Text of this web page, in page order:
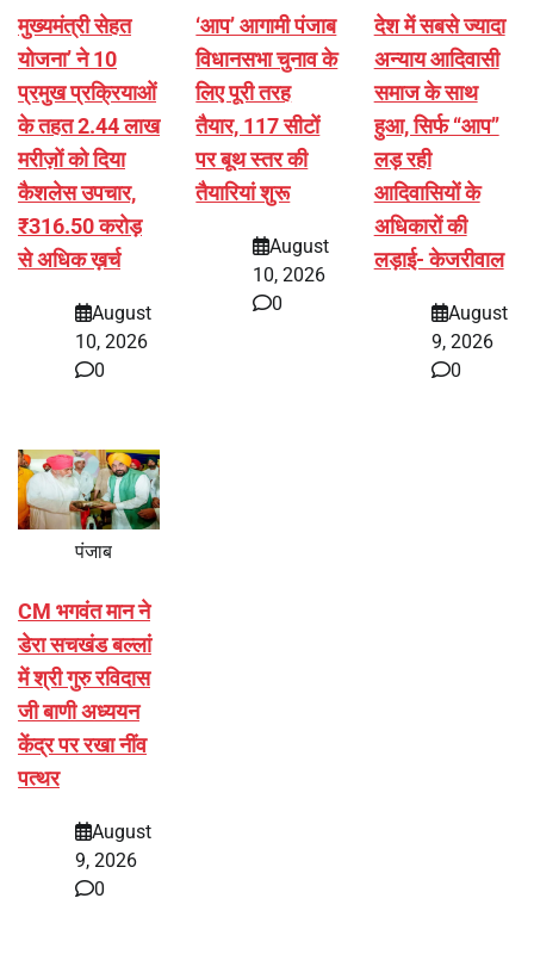
मुख्यमंत्री सेहत
योजना’ ने 10
प्रमुख प्रक्रियाओं
के तहत 2.44 लाख
मरीज़ों को दिया
कैशलेस उपचार,
₹316.50 करोड़
से अधिक ख़र्च
August
10, 2026
0
‘आप’ आगामी पंजाब
विधानसभा चुनाव के
लिए पूरी तरह
तैयार, 117 सीटों
पर बूथ स्तर की
तैयारियां शुरू
August
10, 2026
0
देश में सबसे ज्यादा
अन्याय आदिवासी
समाज के साथ
हुआ, सिर्फ ‘‘आप’’
लड़ रही
आदिवासियों के
अधिकारों की
लड़ाई- केजरीवाल
August
9, 2026
0
पंजाब
CM भगवंत मान ने
डेरा सचखंड बल्लां
में श्री गुरु रविदास
जी बाणी अध्ययन
केंद्र पर रखा नींव
पत्थर
August
9, 2026
0